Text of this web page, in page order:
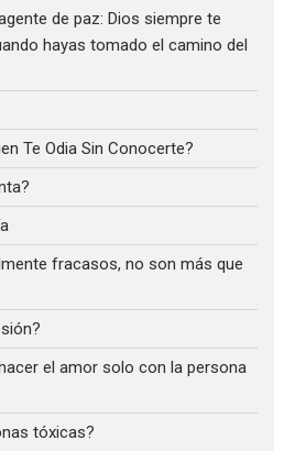
de paz: Dios siempre te
hayas tomado el camino del
Te Odia Sin Conocerte?
fracasos, no son más que
el amor solo con la persona
tóxicas?